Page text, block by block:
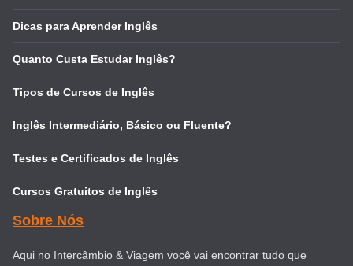
Dicas para Aprender Inglês
Quanto Custa Estudar Inglês?
Tipos de Cursos de Inglês
Inglês Intermediário, Básico ou Fluente?
Testes e Certificados de Inglês
Cursos Gratuitos de Inglês
Sobre Nós
Aqui no Intercâmbio & Viagem você vai encontrar tudo que